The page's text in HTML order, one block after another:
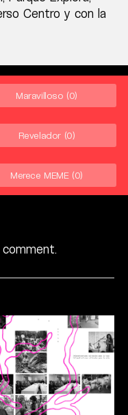
Centro y con la
Maravilloso (0)
Revelador (0)
Merece MEME (0)